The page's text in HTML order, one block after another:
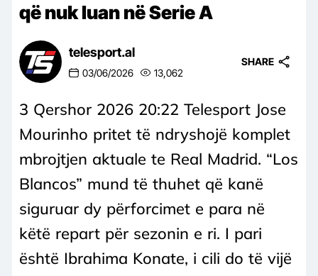
që nuk luan në Serie A
telesport.al
03/06/2026 13,062
SHARE
3 Qershor 2026 20:22 Telesport Jose
Mourinho pritet të ndryshojë komplet
mbrojtjen aktuale te Real Madrid. “Los
Blancos” mund të thuhet që kanë
siguruar dy përforcimet e para në
këtë repart për sezonin e ri. I pari
është Ibrahima Konate, i cili do të vijë